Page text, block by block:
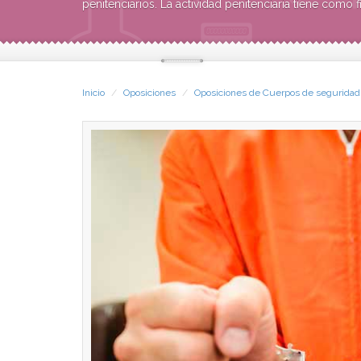
penitenciarios. La actividad penitenciaria tiene como
Inicio Oposiciones Oposiciones de Cuerpos de seguridad